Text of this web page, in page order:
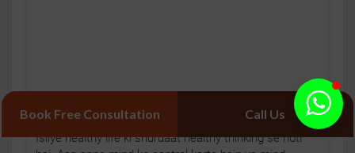
Jo dimaag sochta hai, wahi body follow karti hai. 🧠💚
Isliye healthy life ki shuruaat healthy thinking se hoti
Book Free Consultation Call Us